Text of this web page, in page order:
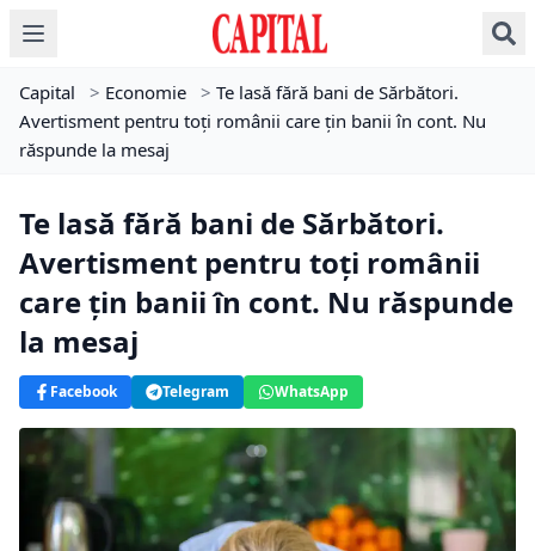
Capital > Economie > Te lasă fără bani de Sărbători.
Avertisment pentru toți românii care țin banii în cont. Nu
răspunde la mesaj
Te lasă fără bani de Sărbători.
Avertisment pentru toți românii
care țin banii în cont. Nu răspunde
la mesaj
Facebook Telegram WhatsApp